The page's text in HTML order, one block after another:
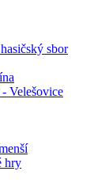
sbor
Velešovice
hry